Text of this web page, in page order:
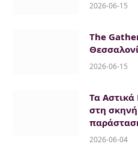
2026-06-15
The
2026-06-15
Τα
στη
2026-06-04